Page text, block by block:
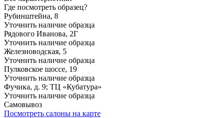
Где посмотреть образец?
Рубинштейна, 8
Уточнить наличие образца
Рядового Иванова, 2Г
Уточнить наличие образца
Железноводская, 5
Уточнить наличие образца
Пулковское шоссе, 19
Уточнить наличие образца
Фучика, д. 9; ТЦ «Кубатура»
Уточнить наличие образца
Самовывоз
Посмотреть салоны на карте